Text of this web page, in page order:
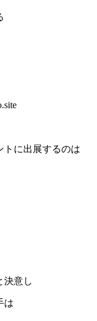
トに出展するのは
決意し
は